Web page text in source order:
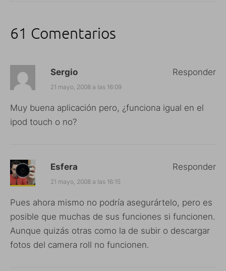
61 Comentarios
Sergio
21 mayo, 2008 a las 16:09
Muy buena aplicación pero, ¿funciona igual en el
ipod touch o no?
Responder
Esfera
21 mayo, 2008 a las 16:15
Pues ahora mismo no podría asegurártelo, pero es
posible que muchas de sus funciones si funcionen.
Aunque quizás otras como la de subir o descargar
fotos del camera roll no funcionen.
Responder